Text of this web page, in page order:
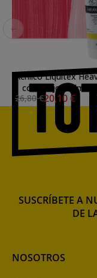
Acrílico Liquitex
color rojo cadmio
(59 ml)
26,80 €20,10 €
NOSOTROS
SUSCRÍBETE A
DE